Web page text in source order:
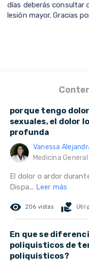
días deberás consultar
lesión mayor. Gracias
porque tengo
sexuales, el dolor
profunda
Vanessa
Medicina General
El dolor o ardor
Dispa... Leer más
remove_red_eye 206 vistas volunteer_activism Útil
En que se
poliquisticos de
poliquisticos?